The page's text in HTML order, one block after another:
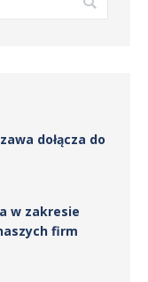
dołącza do
w zakresie
firm